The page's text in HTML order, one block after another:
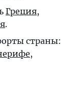
Греция,
.
страны:
,